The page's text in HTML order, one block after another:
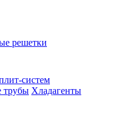
решетки
систем
трубы Хладагенты